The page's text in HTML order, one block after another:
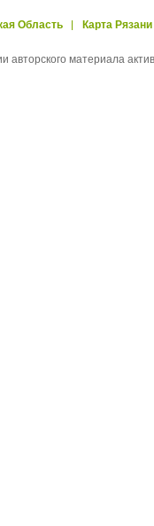
Область Карта Рязани
авторского материала